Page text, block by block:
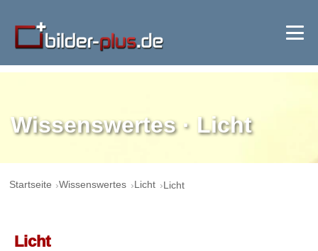
Wissenswertes · Licht
Startseite Wissenswertes Licht Licht
Licht